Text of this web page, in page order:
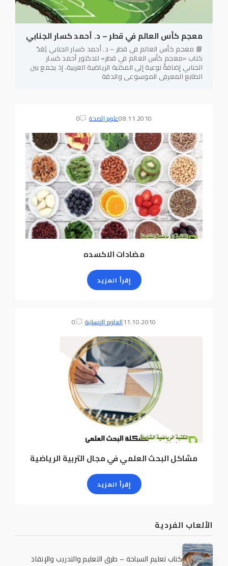
معجم كأس العالم في قطر – د. أحمد كسار الجنابي
📘 معجم كأس العالم في قطر – د. أحمد كسار الجنابي يُعَدّ
كتاب «معجم كأس العالم في قطر» للدكتور أحمد كسار
الجنابي إضافةً نوعية إلى المكتبة الرياضية العربية، إذ يجمع بين
الطابع المعرفي الموسوعي والدقة
08.11.2010علوم الصحة 0
مضادات الاكسده
إقرأ المزيد
11.10.2010العلوم الإنسانية 0
مشاكل البحث العلمي في مجال التربية الرياضية
إقرأ المزيد
الألعاب الفردية
كتاب تعليم السباحة – طرق التعليم والتدريب والإنقاذ